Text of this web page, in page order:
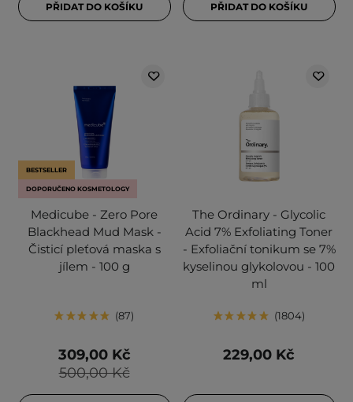
PŘIDAT DO KOŠÍKU PŘIDAT DO KOŠÍKU
BESTSELLER
DOPORUČENO KOSMETOLOGY
Medicube - Zero Pore
Blackhead Mud Mask -
Čisticí pleťová maska s
jílem - 100 g
87
500,00 Kč
309,00 Kč
The Ordinary - Glycolic
Acid 7% Exfoliating Toner
- Exfoliační tonikum se 7%
kyselinou glykolovou - 100
ml
1804
229,00 Kč